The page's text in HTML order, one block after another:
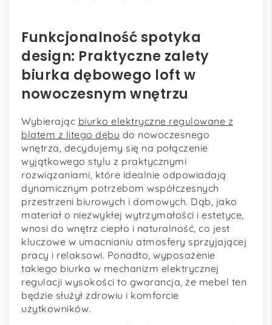
Funkcjonalność spotyka
design: Praktyczne zalety
biurka dębowego loft w
nowoczesnym wnętrzu
Wybierając biurko elektryczne regulowane z
blatem z litego dębu do nowoczesnego
wnętrza, decydujemy się na połączenie
wyjątkowego stylu z praktycznymi
rozwiązaniami, które idealnie odpowiadają
dynamicznym potrzebom współczesnych
przestrzeni biurowych i domowych. Dąb, jako
materiał o niezwykłej wytrzymałości i estetyce,
wnosi do wnętrz ciepło i naturalność, co jest
kluczowe w umacnianiu atmosfery sprzyjającej
pracy i relaksowi. Ponadto, wyposażenie
takiego biurka w mechanizm elektrycznej
regulacji wysokości to gwarancja, że mebel ten
będzie służył zdrowiu i komforcie
użytkowników.